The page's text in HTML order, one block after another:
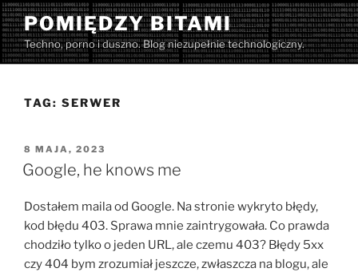
Przejdź
do
treści
POMIĘDZY BITAMI
Techno, porno i duszno. Blog niezupełnie technologiczny.
TAG: SERWER
OPUBLIKOWANE
W
8 MAJA, 2023
Google, he knows me
Dostałem maila od Google. Na stronie wykryto błędy,
kod błędu 403. Sprawa mnie zaintrygowała. Co prawda
chodziło tylko o jeden URL, ale czemu 403? Błędy 5xx
czy 404 bym zrozumiał jeszcze, zwłaszcza na blogu, ale